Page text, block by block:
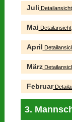
Juli Detailansicht
Mai Detailansicht
April
März
Februar
3.